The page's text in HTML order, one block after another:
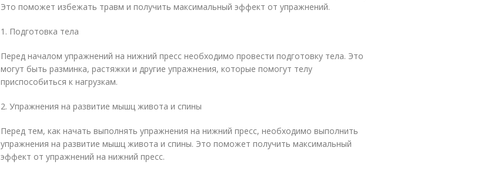
Это поможет избежать травм и получить максимальный эффект от упражнений.
1. Подготовка тела
Перед началом упражнений на нижний пресс необходимо провести подготовку тела. Это
могут быть разминка, растяжки и другие упражнения, которые помогут телу
приспособиться к нагрузкам.
2. Упражнения на развитие мышц живота и спины
Перед тем, как начать выполнять упражнения на нижний пресс, необходимо выполнить
упражнения на развитие мышц живота и спины. Это поможет получить максимальный
эффект от упражнений на нижний пресс.